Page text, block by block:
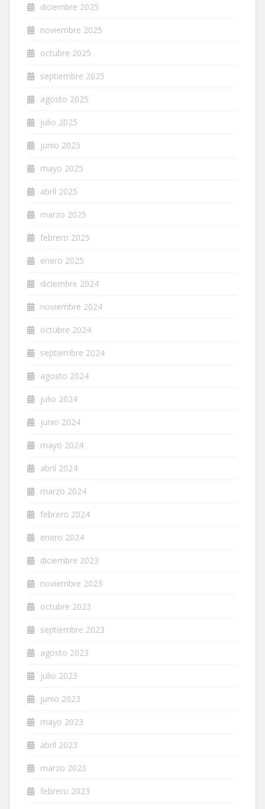
diciembre 2025
noviembre 2025
octubre 2025
septiembre 2025
agosto 2025
julio 2025
junio 2025
mayo 2025
abril 2025
marzo 2025
febrero 2025
enero 2025
diciembre 2024
noviembre 2024
octubre 2024
septiembre 2024
agosto 2024
julio 2024
junio 2024
mayo 2024
abril 2024
marzo 2024
febrero 2024
enero 2024
diciembre 2023
noviembre 2023
octubre 2023
septiembre 2023
agosto 2023
julio 2023
junio 2023
mayo 2023
abril 2023
marzo 2023
febrero 2023